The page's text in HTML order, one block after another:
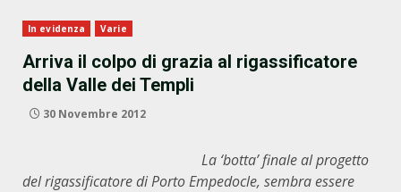
In evidenza Varie
Arriva il colpo di grazia al rigassificatore
della Valle dei Templi
30 Novembre 2012
La ‘botta’ finale al progetto
del rigassificatore di Porto Empedocle, sembra essere